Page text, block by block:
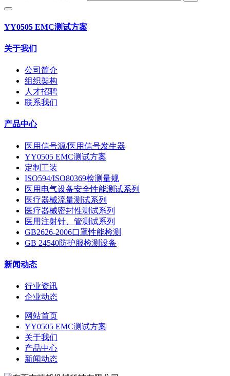
YY0505 EMC测试方案
关于我们
公司简介
组织架构
人才招聘
联系我们
产品中心
医用信号源/医用信号发生器
YY0505 EMC测试方案
定制工装
ISO594/ISO80369检测量规
医用电气设备安全性能测试系列
医疗器械流量测试系列
医疗器械密封性测试系列
医用注射针、管测试系列
GB2626-2006口罩性能检测
GB 24540防护服检测设备
新闻动态
行业资讯
企业动态
网站首页
YY0505 EMC测试方案
关于我们
产品中心
新闻动态